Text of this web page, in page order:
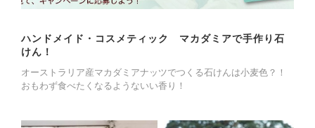
ハンドメイド・コスメティック マカダミアで手作り石
けん！
オーストラリア産マカダミアナッツでつくる石けんは小麦色？！
おもわず食べたくなるようないい香り！